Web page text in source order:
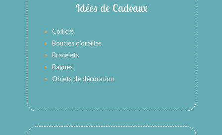
Idées de Cadeaux
Colliers
Boucles d’oreilles
Bracelets
Bagues
Objets de décoration